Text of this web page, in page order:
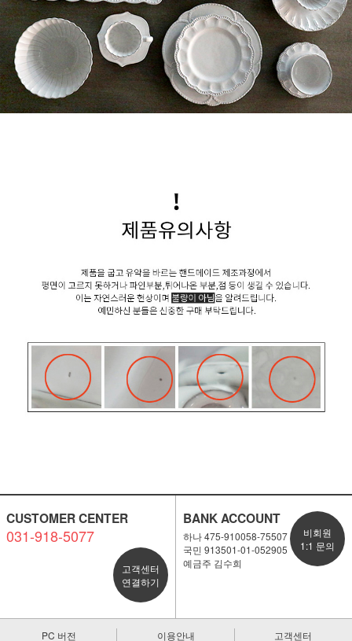
CUSTOMER CENTER
031-918-5077
고객센터
연결하기
BANK ACCOUNT
하나 475-910058-75507
국민 913501-01-052905
예금주 김수희
비회원
1:1 문의
PC 버전 이용안내 고객센터